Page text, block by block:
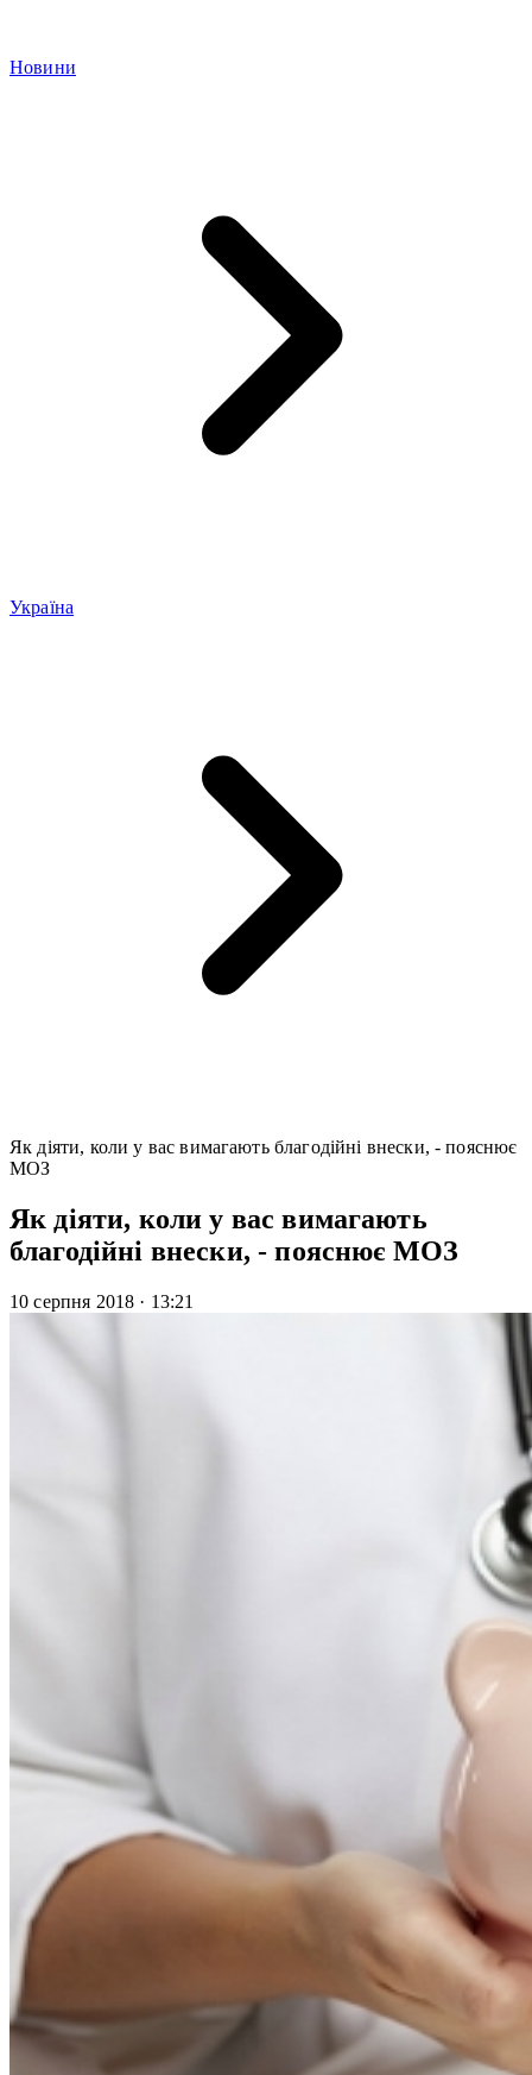
Новини
Україна
Як діяти, коли у вас вимагають благодійні внески, - пояснює
МОЗ
Як діяти, коли у вас вимагають
благодійні внески, - пояснює МОЗ
10 серпня 2018 · 13:21